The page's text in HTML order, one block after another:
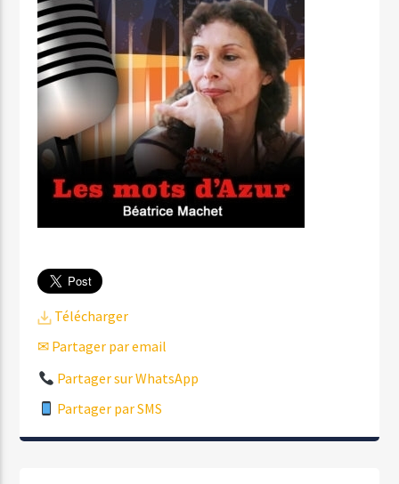
Télécharger
✉ Partager par email
Partager sur WhatsApp
Partager par SMS